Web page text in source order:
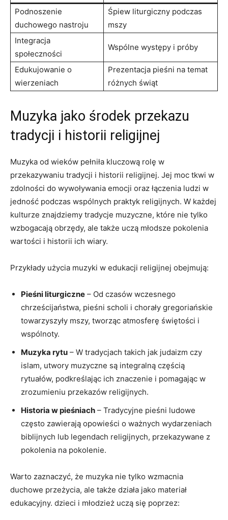
Podnoszenie
duchowego nastroju
Śpiew liturgiczny podczas
mszy
Integracja
społeczności
Wspólne występy i próby
Edukujowanie o
wierzeniach
Prezentacja pieśni na temat
różnych świąt
Muzyka jako środek przekazu
tradycji i historii religijnej
Muzyka od wieków pełniła kluczową rolę w
przekazywaniu tradycji i historii religijnej. Jej moc tkwi w
zdolności do wywoływania emocji oraz łączenia ludzi w
jedność podczas wspólnych praktyk religijnych. W każdej
kulturze znajdziemy tradycje muzyczne, które nie tylko
wzbogacają obrzędy, ale także uczą młodsze pokolenia
wartości i historii ich wiary.
Przykłady użycia muzyki w edukacji religijnej obejmują:
Pieśni liturgiczne – Od czasów wczesnego
chrześcijaństwa, pieśni scholi i chorały gregoriańskie
towarzyszyły mszy, tworząc atmosferę świętości i
wspólnoty.
Muzyka rytu – W tradycjach takich jak judaizm czy
islam, utwory muzyczne są integralną częścią
rytuałów, podkreślając ich znaczenie i pomagając w
zrozumieniu przekazów religijnych.
Historia w pieśniach – Tradycyjne pieśni ludowe
często zawierają opowieści o ważnych wydarzeniach
biblijnych lub legendach religijnych, przekazywane z
pokolenia na pokolenie.
Warto zaznaczyć, że muzyka nie tylko wzmacnia
duchowe przeżycia, ale także działa jako materiał
edukacyjny. dzieci i młodzież uczą się poprzez: